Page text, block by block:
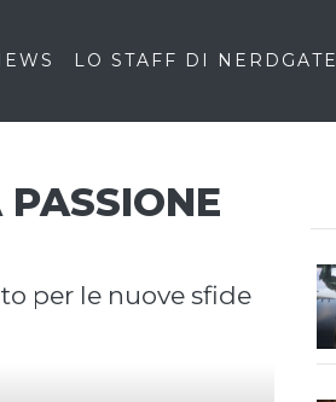
LO STAFF DI NERDGATE
per le nuove sfide